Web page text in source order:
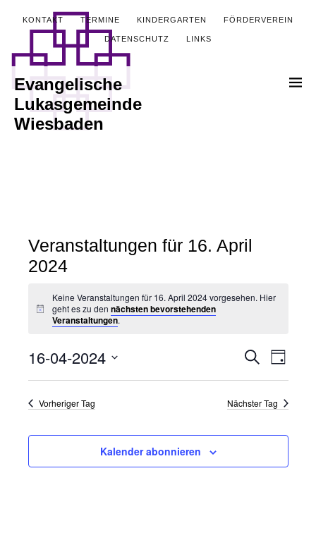
KONTAKT TERMINE KINDERGARTEN FÖRDERVEREIN
DATENSCHUTZ LINKS
Evangelische
Lukasgemeinde
Wiesbaden
Veranstaltungen für 16. April
2024
Hinweis
Keine Veranstaltungen für 16. April 2024 vorgesehen. Hier
geht es zu dennächsten bevorstehenden
Veranstaltungen.
Suche
und
Navigation
Suche Tag
16-04-2024
Vorheriger Tag Nächster Tag
Kalender abonnieren